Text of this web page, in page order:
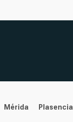
Mérida Plasencia